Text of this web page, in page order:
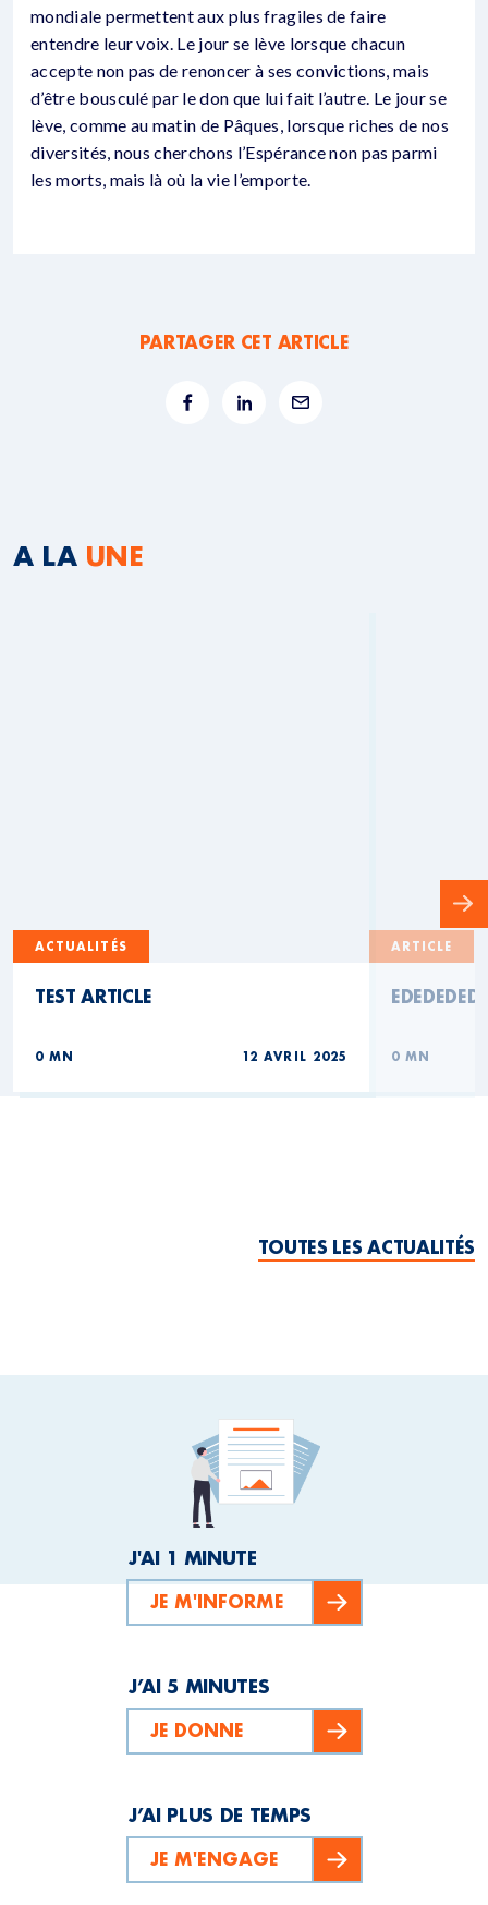
mondiale permettent aux plus fragiles de faire
entendre leur voix. Le jour se lève lorsque chacun
accepte non pas de renoncer à ses convictions, mais
d’être bousculé par le don que lui fait l’autre. Le jour se
lève, comme au matin de Pâques, lorsque riches de nos
diversités, nous cherchons l’Espérance non pas parmi
les morts, mais là où la vie l’emporte.
PARTAGER CET ARTICLE
A LA UNE
ACTUALITÉS
TEST ARTICLE
0 MN 12 AVRIL 2025
ARTICLE
EDEDEDED
0 MN
TOUTES LES ACTUALITÉS
J'AI 1 MINUTE
JE M'INFORME
J’AI 5 MINUTES
JE DONNE
J’AI PLUS DE TEMPS
JE M'ENGAGE